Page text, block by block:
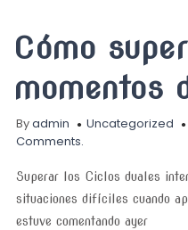
Cómo
momentos
Byadmin Uncategorized
Comments.
Superar los Ciclos duales
situaciones difíciles cuando
estuve comentando ayer